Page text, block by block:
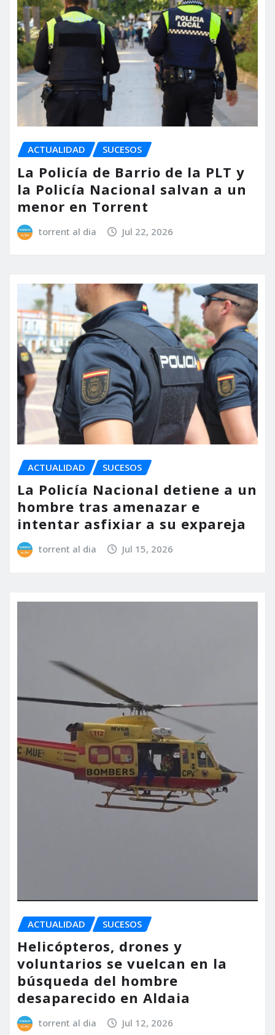
ACTUALIDAD SUCESOS
La Policía de Barrio de la PLT y
la Policía Nacional salvan a un
menor en Torrent
torrent al dia Jul 22, 2026
ACTUALIDAD SUCESOS
La Policía Nacional detiene a un
hombre tras amenazar e
intentar asfixiar a su expareja
torrent al dia Jul 15, 2026
ACTUALIDAD SUCESOS
Helicópteros, drones y
voluntarios se vuelcan en la
búsqueda del hombre
desaparecido en Aldaia
torrent al dia Jul 12, 2026